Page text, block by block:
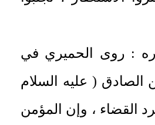
: روى الحميري في
الصادق ( عليه السلام
القضاء ، وإن المؤمن